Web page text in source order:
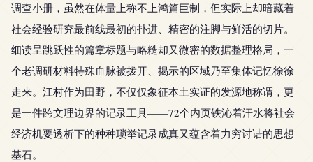
调查小册，虽然在体量上称不上鸿篇巨制，但实际上却暗藏着
社会经验研究最前线最初的扑进、精密的注脚与鲜活的切片。
细读呈跳跃性的篇章标题与略糙却又微密的数据整理格局，一
个老调研材料特殊血脉被拨开、揭示的区域乃至集体记忆徐徐
走来。江村作为田野，不仅仅象征本土实证的发源地称谓，更
是一件跨文理边界的记录工具——72个内页铁沁着汗水将社会
经济机要透析下的种种琐举记录成真又蕴含着力穷讨诘的思想
基石。